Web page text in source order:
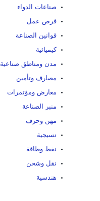
صناعات الدواء
فرص عمل
قوانين الصناعة
كيميائية
مدن ومناطق صناعية
مصارف وتأمين
معارض ومؤتمرات
منبر الصناعة
مهن وحرف
نسيجية
نفط وطاقة
نقل وشحن
هندسية